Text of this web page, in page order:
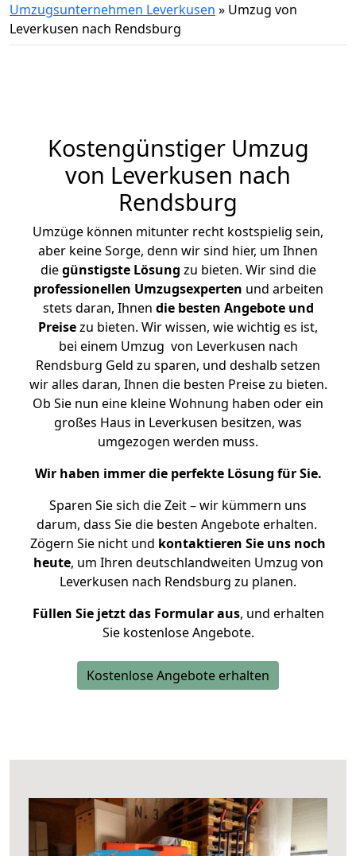
Umzugsunternehmen Leverkusen » Umzug von
Leverkusen nach Rendsburg
Kostengünstiger Umzug
von Leverkusen nach
Rendsburg
Umzüge können mitunter recht kostspielig sein,
aber keine Sorge, denn wir sind hier, um Ihnen
diegünstigste Lösung zu bieten. Wir sind die
professionellen Umzugsexperten und arbeiten
stets daran, Ihnen die besten Angebote und
Preisezu bieten. Wir wissen, wie wichtig es ist,
bei einem Umzug von Leverkusen nach
Rendsburg Geld zu sparen, und deshalb setzen
wir alles daran, Ihnen die besten Preise zu bieten.
Ob Sie nun eine kleine Wohnung haben oder ein
großes Haus in Leverkusen besitzen, was
umgezogen werden muss.
Wir haben immer die perfekte Lösung für Sie.
Sparen Sie sich die Zeit – wir kümmern uns
darum, dass Sie die besten Angebote erhalten.
Zögern Sie nicht und kontaktieren Sie uns noch
heute, um Ihren deutschlandweiten Umzug von
Leverkusen nach Rendsburg zu planen.
Füllen Sie jetzt das Formular aus, und erhalten
Sie kostenlose Angebote.
Kostenlose Angebote erhalten